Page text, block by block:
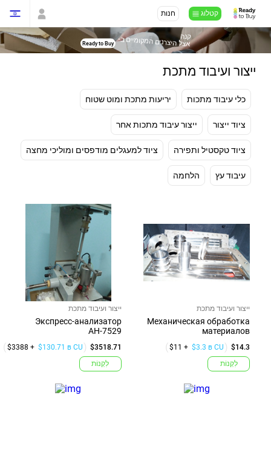
קטלוג חנות
קנה -אצל היצרנים המקומיים ב Ready to Buy
ייצור ועיבוד מתכת
יריעות מתכת ומוט שטוח כלי עיבוד מתכות
ייצור עיבוד מתכות אחר ציוד ייצור
ציוד למעגלים מודפסים ומוליכי מחצה ציוד טקסטיל ותפירה
הלחמה עיבוד עץ
ייצור ועיבוד מתכת
Экспресс-анализатор
АН-7529
$3518.71
$3388 + $130.71 в CU
לִקְנוֹת
ייצור ועיבוד מתכת
Механическая обработка
материалов
$14.3
$11 + $3.3 в CU
לִקְנוֹת